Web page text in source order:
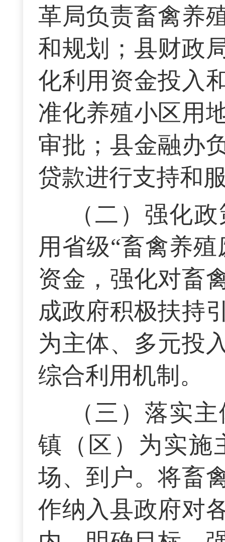
革局负责畜禽养
和规划；县财政
化利用资金投入
准化养殖小区用
审批；县金融办
贷款进行支持和
（二）强化
用省级“畜禽养
资金，强化对畜
成政府积极扶持
为主体、多元投
综合利用机制。
（三）落实
镇（区）为实施
场、到户。将畜
作纳入县政府对